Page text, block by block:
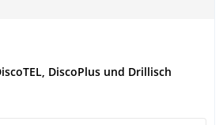
DiscoPlus und Drillisch